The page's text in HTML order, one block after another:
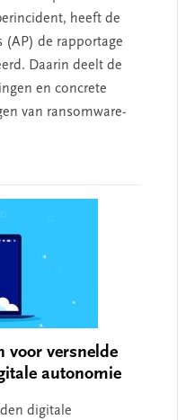
heeft de
(AP) de rapportage
Daarin deelt de
en concrete
van ransomware-
voor versnelde
autonomie
digitale